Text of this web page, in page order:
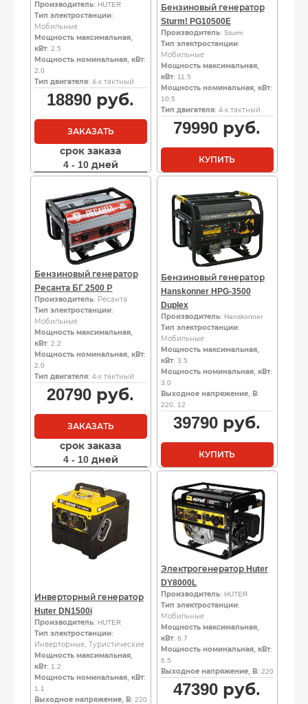
Производитель: HUTER
Тип электростанции:
Мобильные
Мощность максимальная,
кВт: 2.5
Мощность номинальная, кВт:
2.0
Тип двигателя: 4-х тактный
18890 руб.
ЗАКАЗАТЬ
срок заказа
4 - 10 дней
Бензиновый генератор
Sturm! PG10500E
Производитель: Sturm
Тип электростанции:
Мобильные
Мощность максимальная,
кВт: 11.5
Мощность номинальная, кВт:
10.5
Тип двигателя: 4-х тактный
79990 руб.
КУПИТЬ
Бензиновый генератор
Ресанта БГ 2500 Р
Производитель: Ресанта
Тип электростанции:
Мобильные
Мощность максимальная,
кВт: 2.2
Мощность номинальная, кВт:
2.0
Тип двигателя: 4-х тактный
20790 руб.
ЗАКАЗАТЬ
срок заказа
4 - 10 дней
Бензиновый генератор
Hanskonner HPG-3500
Duplex
Производитель: Hanskonner
Тип электростанции:
Мобильные
Мощность максимальная,
кВт: 3.5
Мощность номинальная, кВт:
3.0
Выходное напряжение, В:
220, 12
39790 руб.
КУПИТЬ
Инверторный генератор
Huter DN1500i
Производитель: HUTER
Тип электростанции:
Инверторные, Туристические
Мощность максимальная,
кВт: 1.2
Мощность номинальная, кВт:
1.1
Выходное напряжение, В: 220
Электрогенератор Huter
DY8000L
Производитель: HUTER
Тип электростанции:
Мобильные
Мощность максимальная,
кВт: 6.7
Мощность номинальная, кВт:
6.5
Выходное напряжение, В: 220
47390 руб.